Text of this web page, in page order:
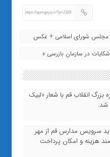
https://qomgoya.ir/?p=2329
مجلس شورای اسلامی + عکس
در سازمان بازرسی »
بزرگ انقلاب قم با شعار «لبیک
شد.
سرویس مدارس قم از مهر
هزینه و امکان پرداخت